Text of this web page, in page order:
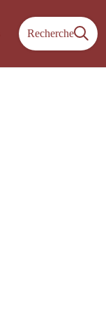
Recherche